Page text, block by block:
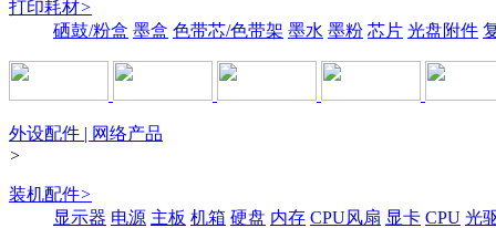
打印耗材>
硒鼓/粉盒 墨盒 色带芯/色带架 墨水 墨粉 芯片 光盘附件
外设配件 | 网络产品
>
装机配件>
显示器 电源 主板 机箱 硬盘 内存 CPU风扇 显卡 CPU 光